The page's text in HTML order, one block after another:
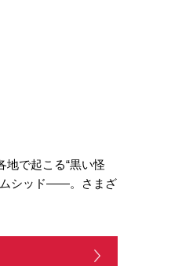
で起こる“黒い怪
ムシッド――。さまざ